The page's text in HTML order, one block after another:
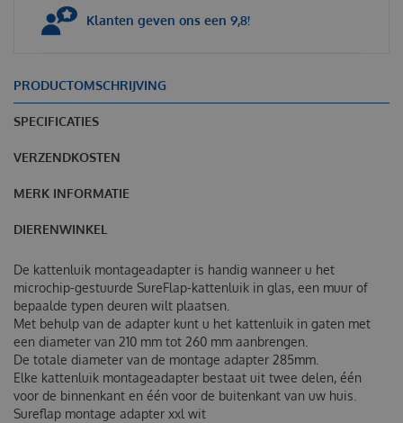
Klanten geven ons een 9,8!
PRODUCTOMSCHRIJVING
SPECIFICATIES
VERZENDKOSTEN
MERK INFORMATIE
DIERENWINKEL
De kattenluik montageadapter is handig wanneer u het
microchip-gestuurde SureFlap-kattenluik in glas, een muur of
bepaalde typen deuren wilt plaatsen.
Met behulp van de adapter kunt u het kattenluik in gaten met
een diameter van 210 mm tot 260 mm aanbrengen.
De totale diameter van de montage adapter 285mm.
Elke kattenluik montageadapter bestaat uit twee delen, één
voor de binnenkant en één voor de buitenkant van uw huis.
Sureflap montage adapter xxl wit